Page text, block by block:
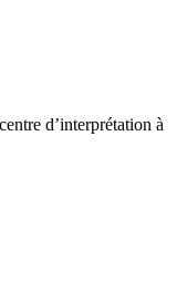
d’interprétation à